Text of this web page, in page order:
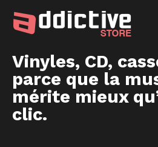
Vinyles, CD,
parce que la
mérite mieux
clic.